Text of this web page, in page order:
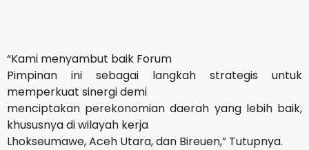
“Kami menyambut baik Forum
Pimpinan ini sebagai langkah strategis untuk
memperkuat sinergi demi
menciptakan perekonomian daerah yang lebih baik,
khususnya di wilayah kerja
Lhokseumawe, Aceh Utara, dan Bireuen,” Tutupnya.